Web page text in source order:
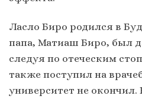
Ласло Биро родился в
папа, Матиаш Биро, был
следуя по отеческим
также поступил на
университет не